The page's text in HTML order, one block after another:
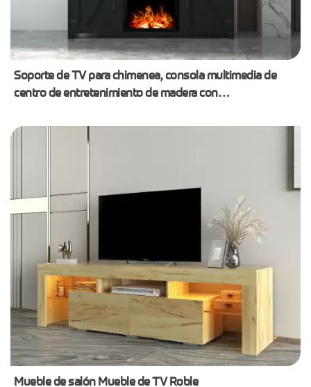
Soporte de TV para chimenea, consola multimedia de
centro de entretenimiento de madera con
Mueble de salón Mueble de TV Roble